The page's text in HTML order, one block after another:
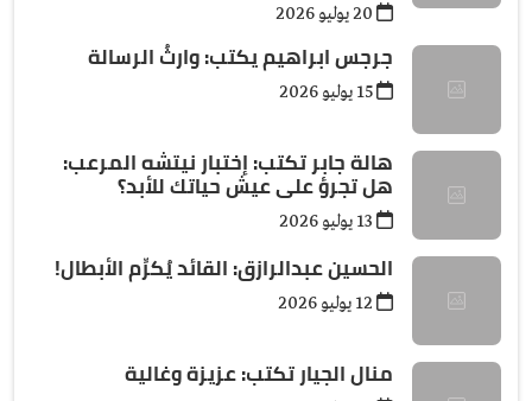
جرجس ابراهيم يكتب: وارثُ الرسالة
هالة جابر تكتب: إختبار نيتشه المرعب:
هل تجرؤ على عيش حياتك للأبد؟
الحسين عبدالرازق: القائد يُكرِّم الأبطال!
منال الجيار تكتب: عزيزة وغالية